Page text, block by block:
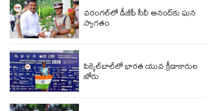
వరంగల్‌లో డీజీపీ సీవీ ఆనంద్‌కు ఘన
స్వాగతం
పిక్కెల్‌బాల్‌లో భారత యువ క్రీడాకారుల
జోరు